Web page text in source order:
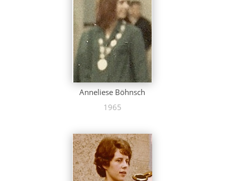
Anneliese Böhnsch
1965